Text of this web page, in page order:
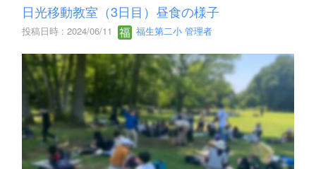
日光移動教室（3日目）昼食の様子
投稿日時 : 2024/06/11 福生第二小 管理者